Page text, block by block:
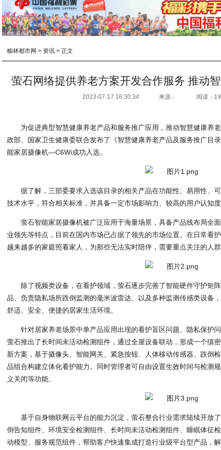
榆林都市网 > 资讯 > 正文
萤石网络提供养老方案开发合作服务 推动
2023-07-17 16:30:34 来源： 阅读：
为促进典型智慧健康养老产品和服务推广应用，推动智慧健康养
政部、国家卫生健康委联合发布了《智慧健康养老产品及服务推广目
能家居摄像机—C6Wi成功入选。
据了解，三部委要求入选该目录的相关产品在功能性、易用性、
技术水平，符合相关标准，并具备一定市场影响力、较高的用户认知
萤石智能家居摄像机被广泛应用于海量场景，具备产品线布局全
业领先等特点，目前在国内市场已占据了领先的市场位置。在日常看
越来越多的家庭照看家人，为那些无法实时陪伴，需要重点关注的人
除了视频类设备，在看护领域，萤石逐步完善了智能硬件守护矩
品、负责隐私场所跌倒监测的毫米波雷达、以及多种监测传感类设备
舒适、安全、便捷的居家生活环境。
针对居家养老场景中单产品应用出现的看护盲区问题、隐私保护
萤石推出了长时间未活动检测组件，通过全屋设备联动，形成一个缜
新方案，基于摄像头、智能网关、紧急按钮、人体移动传感器、跌倒
品组合构建立体化看护能力。同时管理者可自由设置生效时间与检测
义关闭等功能。
基于自身物联网云平台的能力沉淀，萤石整合行业需求陆续开放
倒告知组件、环境安全检测组件、长时间未活动检测组件、睡眠体征
动模型、服务规范组件，帮助客户快速集成打造行业级平台型产品，